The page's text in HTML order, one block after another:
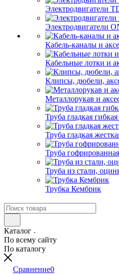
Электродвигатели
Электродвигатели
Кабель-каналы и
Кабельные лотки и
Клипсы, дюбели,
Металлорукав и
Труба гладкая
Труба гладкая
Труба гофрированная
Труба из стали,
Трубка Кембрик
Каталог
По всему сайту
По каталогу
Сравнение0